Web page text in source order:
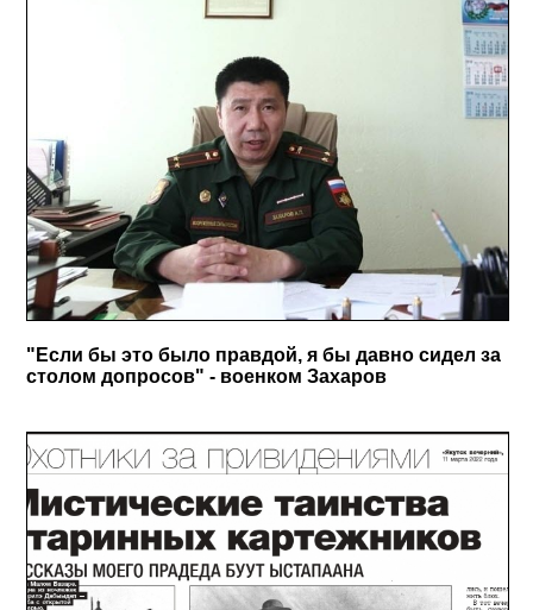
"Если бы это было правдой, я бы давно сидел за
столом допросов" - военком Захаров